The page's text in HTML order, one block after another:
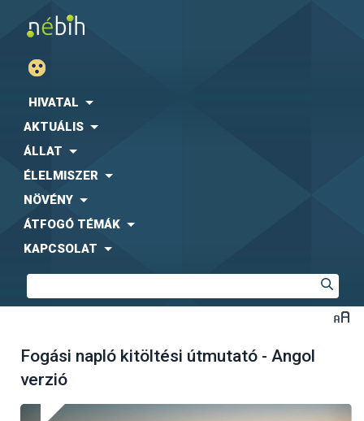
HIVATAL
AKTUÁLIS
ÁLLAT
ÉLELMISZER
NÖVÉNY
ÁTFOGÓ TÉMÁK
KAPCSOLAT
Fogási napló kitöltési útmutató - Angol
verzió